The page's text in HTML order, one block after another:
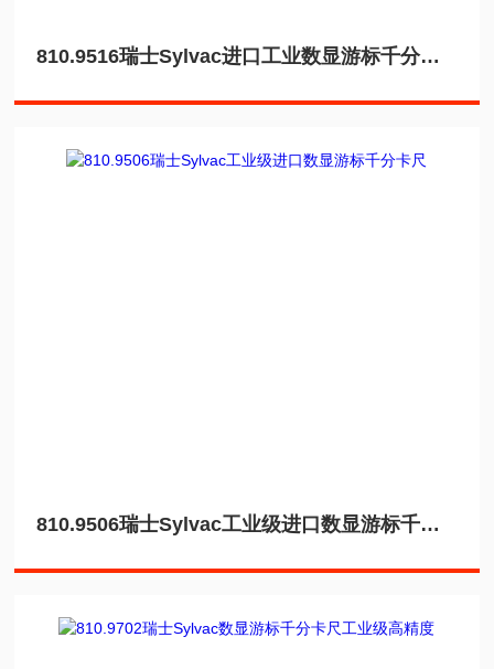
810.9516瑞士Sylvac进口工业数显游标千分卡尺厂家
810.9506瑞士Sylvac工业级进口数显游标千分卡尺